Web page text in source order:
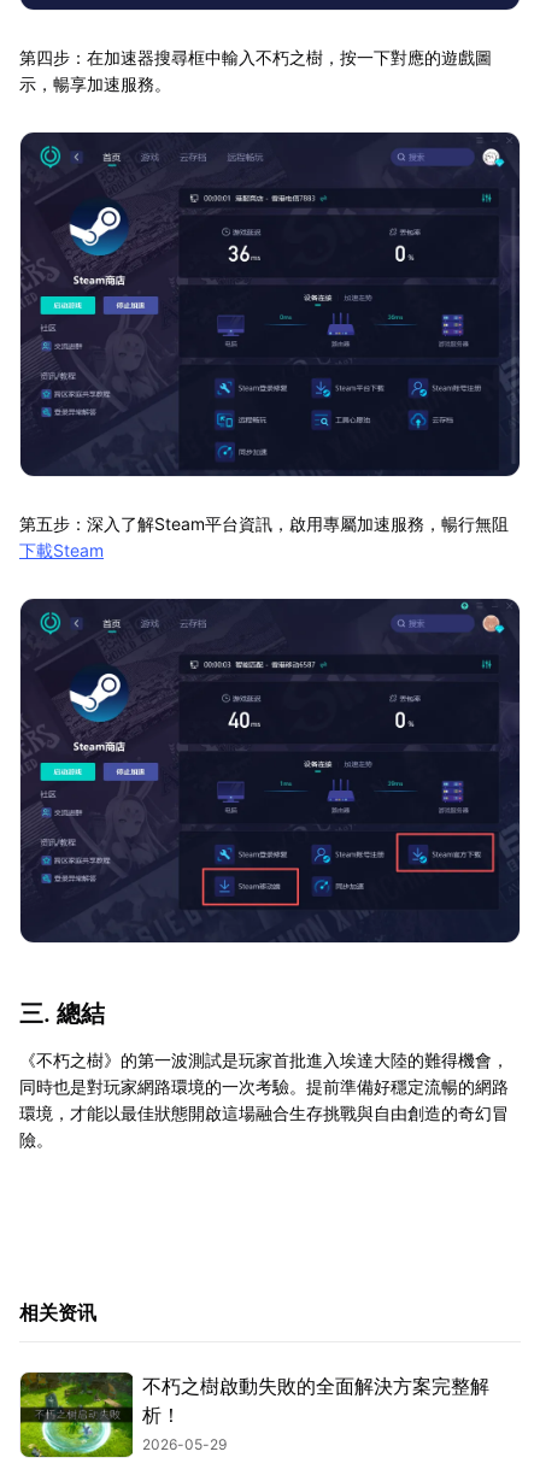
第四步：在加速器搜尋框中輸入不朽之樹，按一下對應的遊戲圖
示，暢享加速服務。
第五步：深入了解Steam平台資訊，啟用專屬加速服務，暢行無阻
下載Steam
三. 總結
《不朽之樹》的第一波測試是玩家首批進入埃達大陸的難得機會，
同時也是對玩家網路環境的一次考驗。提前準備好穩定流暢的網路
環境，才能以最佳狀態開啟這場融合生存挑戰與自由創造的奇幻冒
險。
相关资讯
不朽之樹啟動失敗的全面解決方案完整解
析！
2026-05-29